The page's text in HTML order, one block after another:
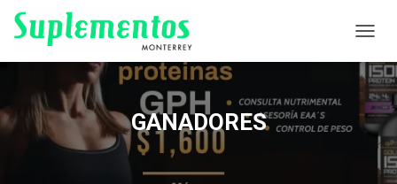
GANADORES